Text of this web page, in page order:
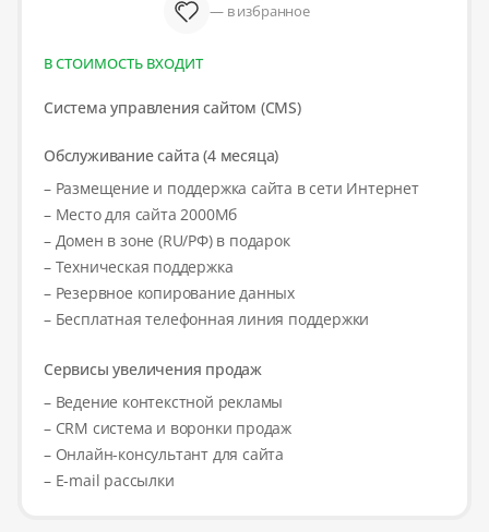
— в избранное
В СТОИМОСТЬ ВХОДИТ
Система управления сайтом (CMS)
Обслуживание сайта (4 месяца)
– Размещение и поддержка сайта в сети Интернет
– Место для сайта 2000Мб
– Домен в зоне (RU/РФ) в подарок
– Техническая поддержка
– Резервное копирование данных
– Бесплатная телефонная линия поддержки
Сервисы увеличения продаж
– Ведение контекстной рекламы
– CRM система и воронки продаж
– Онлайн-консультант для сайта
– E-mail рассылки